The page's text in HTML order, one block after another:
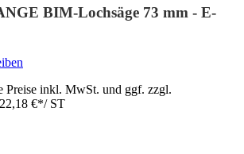
BIM-Lochsäge 73 mm - E-
inkl. MwSt. und ggf. zzgl.
22,18 €*/ ST